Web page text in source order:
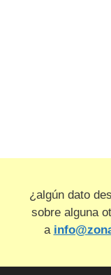
¿algún dato
sobre alguna
a